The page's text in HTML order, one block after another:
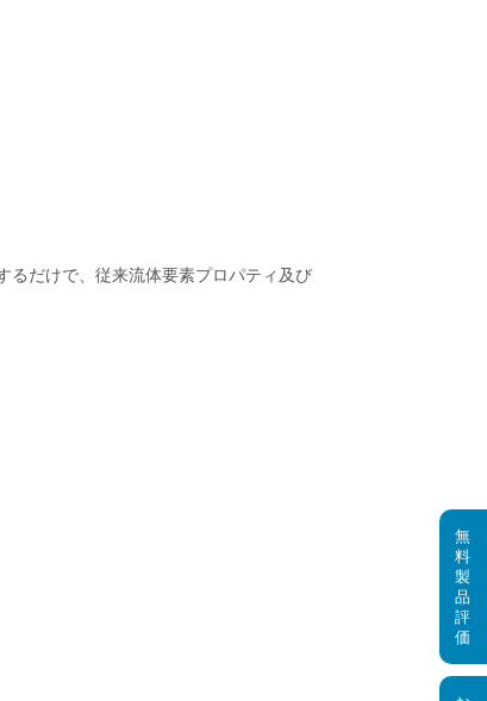
るだけで、従来流体要素プロパティ及び